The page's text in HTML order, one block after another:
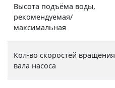
Высота подъёма воды,
рекомендуемая/
максимальная
Кол-во скоростей вращения
вала насоса